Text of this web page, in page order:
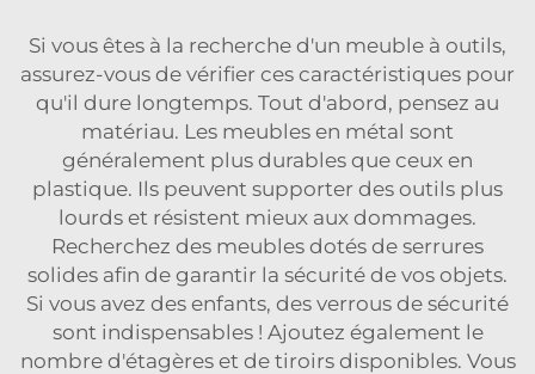
Si vous êtes à la recherche d'un meuble à outils,
assurez-vous de vérifier ces caractéristiques pour
qu'il dure longtemps. Tout d'abord, pensez au
matériau. Les meubles en métal sont
généralement plus durables que ceux en
plastique. Ils peuvent supporter des outils plus
lourds et résistent mieux aux dommages.
Recherchez des meubles dotés de serrures
solides afin de garantir la sécurité de vos objets.
Si vous avez des enfants, des verrous de sécurité
sont indispensables ! Ajoutez également le
nombre d'étagères et de tiroirs disponibles. Vous